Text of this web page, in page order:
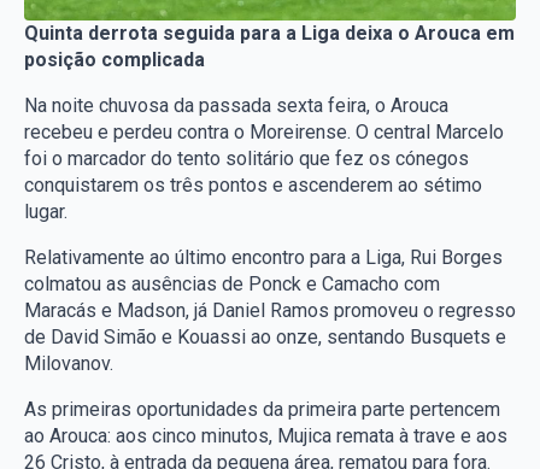
Quinta derrota seguida para a Liga deixa o Arouca em
posição complicada
Na noite chuvosa da passada sexta feira, o Arouca
recebeu e perdeu contra o Moreirense. O central Marcelo
foi o marcador do tento solitário que fez os cónegos
conquistarem os três pontos e ascenderem ao sétimo
lugar.
Relativamente ao último encontro para a Liga, Rui Borges
colmatou as ausências de Ponck e Camacho com
Maracás e Madson, já Daniel Ramos promoveu o regresso
de David Simão e Kouassi ao onze, sentando Busquets e
Milovanov.
As primeiras oportunidades da primeira parte pertencem
ao Arouca: aos cinco minutos, Mujica remata à trave e aos
26 Cristo, à entrada da pequena área, rematou para fora.